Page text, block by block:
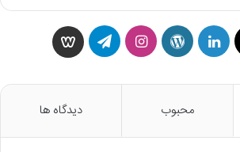
X
ک
د
پ
س
ر
س
گ
محبوب دیدگاه ها